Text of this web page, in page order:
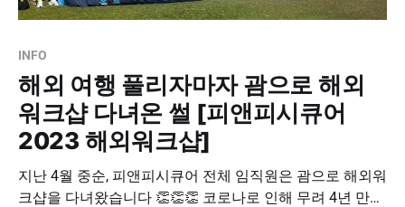
INFO
해외 여행 풀리자마자 괌으로 해외
워크샵 다녀온 썰 [피앤피시큐어
2023 해외워크샵]
지난 4월 중순, 피앤피시큐어 전체 임직원은 괌으로 해외워
크샵을 다녀왔습니다 👏👏👏 코로나로 인해 무려 4년 만에